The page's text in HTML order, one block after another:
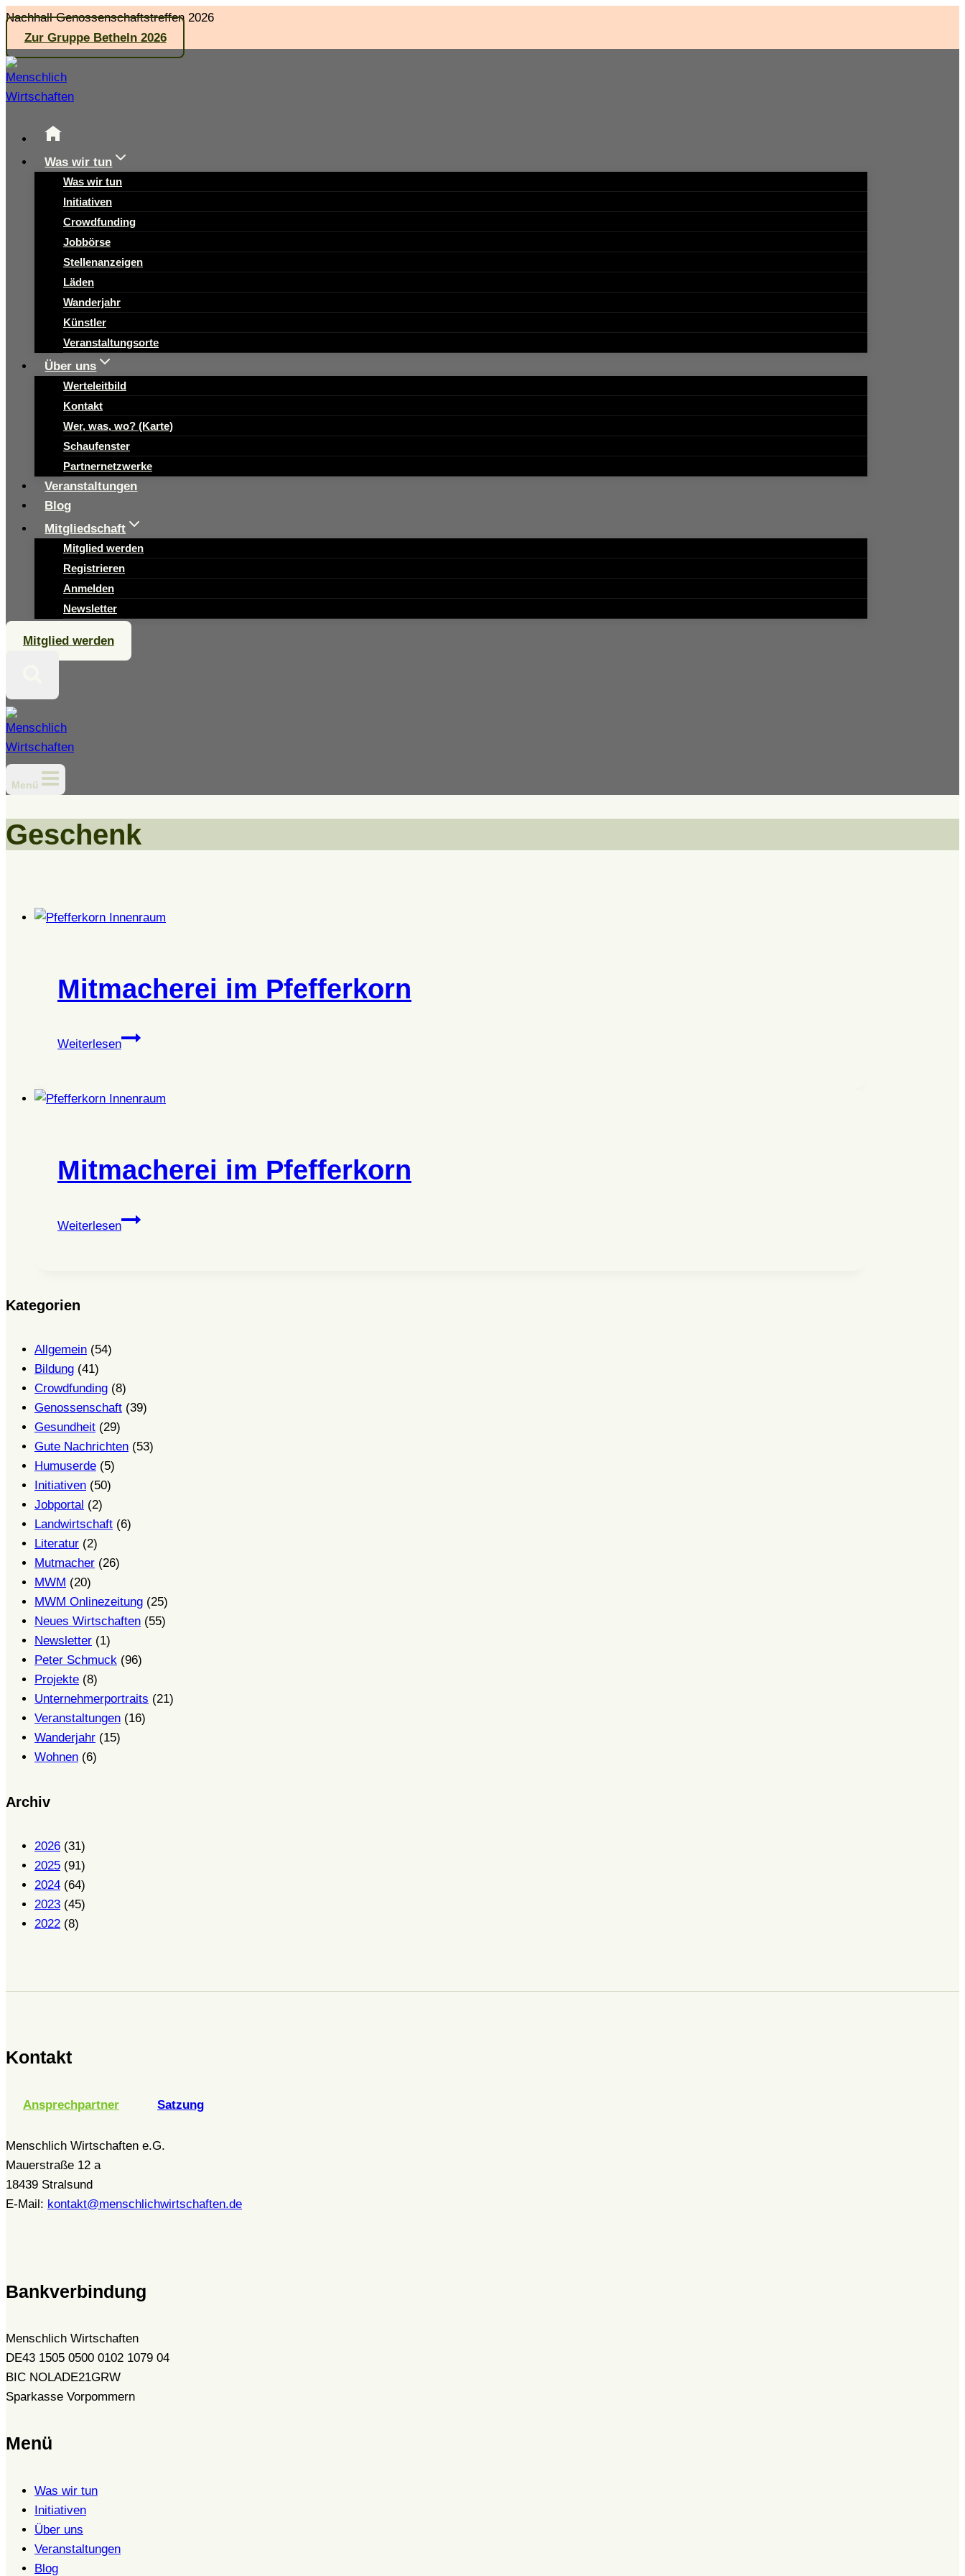
Zum
Inhalt
springen
Nachhall Genossenschaftstreffen 2026
Zur Gruppe Betheln 2026
Was wir tun
Was wir tun
Initiativen
Crowdfunding
Jobbörse
Stellenanzeigen
Läden
Wanderjahr
Künstler
Veranstaltungsorte
Über uns
Werteleitbild
Kontakt
Wer, was, wo? (Karte)
Schaufenster
Partnernetzwerke
Veranstaltungen
Blog
Mitgliedschaft
Mitglied werden
Registrieren
Anmelden
Newsletter
Mitglied werden
Menü
Geschenk
Mitmacherei im Pfefferkorn
Weiterlesen
Mitmacherei
Mitmacherei im Pfefferkorn
Weiterlesen
Mitmacherei
Kategorien
Allgemein (54)
Bildung (41)
Crowdfunding (8)
Genossenschaft (39)
Gesundheit (29)
Gute Nachrichten (53)
Humuserde (5)
Initiativen (50)
Jobportal (2)
Landwirtschaft (6)
Literatur (2)
Mutmacher (26)
MWM (20)
MWM Onlinezeitung (25)
Neues Wirtschaften (55)
Newsletter (1)
Peter Schmuck (96)
Projekte (8)
Unternehmerportraits (21)
Veranstaltungen (16)
Wanderjahr (15)
Wohnen (6)
Archiv
2026 (31)
2025 (91)
2024 (64)
2023 (45)
2022 (8)
Kontakt
Ansprechpartner Satzung
Menschlich Wirtschaften e.G.
Mauerstraße 12 a
18439 Stralsund
E-Mail: kontakt@menschlichwirtschaften.de
Bankverbindung
Menschlich Wirtschaften
DE43 1505 0500 0102 1079 04
BIC NOLADE21GRW
Sparkasse Vorpommern
Menü
Was wir tun
Initiativen
Über uns
Veranstaltungen
Blog